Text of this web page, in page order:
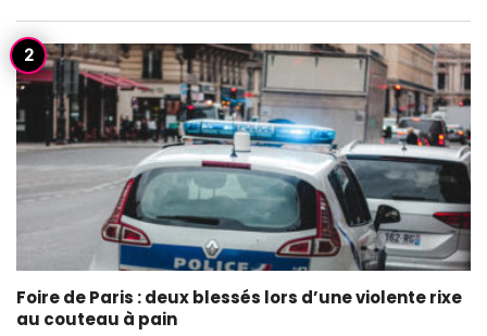
Foire de Paris : deux blessés lors d’une violente rixe
au couteau à pain